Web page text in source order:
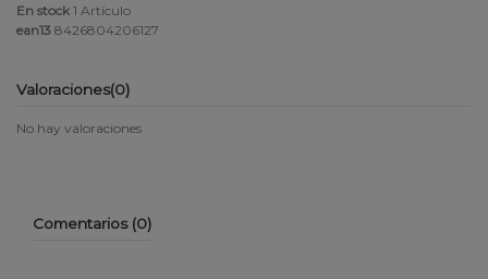
En stock 1 Artículo
ean13 8426804206127
Valoraciones(0)
No hay valoraciones
Comentarios (0)